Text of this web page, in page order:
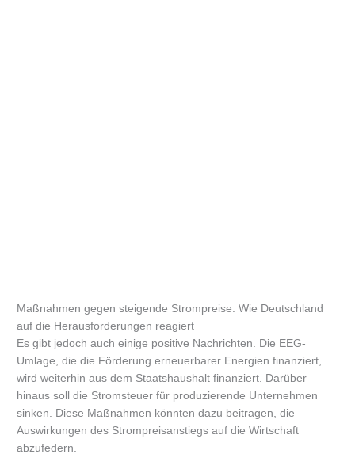
Maßnahmen gegen steigende Strompreise: Wie Deutschland
auf die Herausforderungen reagiert
Es gibt jedoch auch einige positive Nachrichten. Die EEG-
Umlage, die die Förderung erneuerbarer Energien finanziert,
wird weiterhin aus dem Staatshaushalt finanziert. Darüber
hinaus soll die Stromsteuer für produzierende Unternehmen
sinken. Diese Maßnahmen könnten dazu beitragen, die
Auswirkungen des Strompreisanstiegs auf die Wirtschaft
abzufedern.